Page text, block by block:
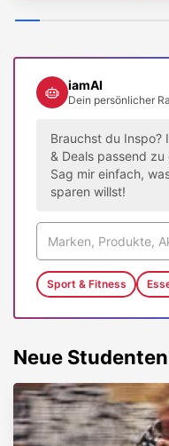
iamAI
Dein persönlicher
Brauchst du Inspo?
& Deals passend
Sag mir einfach,
sparen willst!
Sport & Fitness
Neue